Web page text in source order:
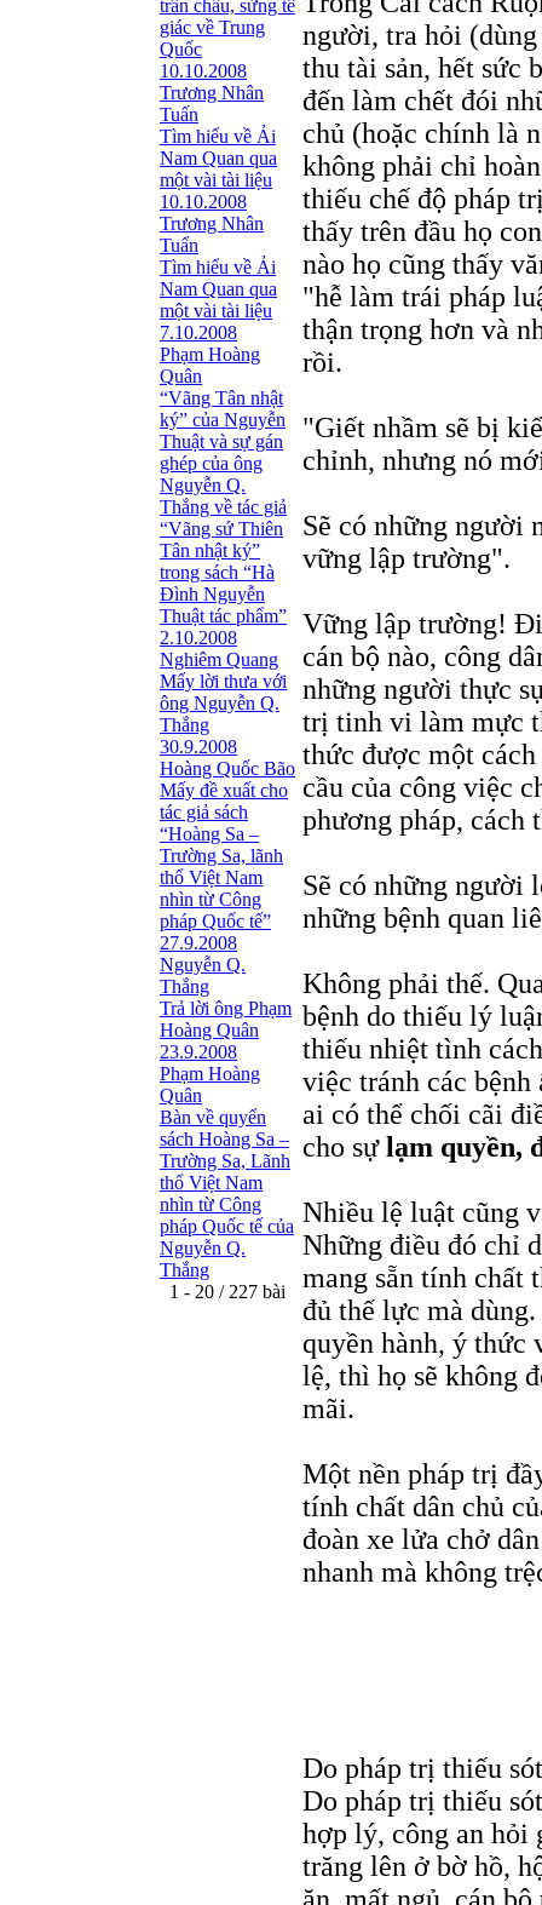
trân châu, sừng tê
giác về Trung
Quốc
10.10.2008
Trương Nhân
Tuấn
Tìm hiểu về Ải
Nam Quan qua
một vài tài liệu
10.10.2008
Trương Nhân
Tuấn
Tìm hiểu về Ải
Nam Quan qua
một vài tài liệu
7.10.2008
Phạm Hoàng
Quân
“Vãng Tân nhật
ký” của Nguyễn
Thuật và sự gán
ghép của ông
Nguyễn Q.
Thắng về tác giả
“Vãng sứ Thiên
Tân nhật ký”
trong sách “Hà
Đình Nguyễn
Thuật tác phẩm”
2.10.2008
Nghiêm Quang
Mấy lời thưa với
ông Nguyễn Q.
Thắng
30.9.2008
Hoàng Quốc Bão
Mấy đề xuất cho
tác giả sách
“Hoàng Sa –
Trường Sa, lãnh
thổ Việt Nam
nhìn từ Công
pháp Quốc tế”
27.9.2008
Nguyễn Q.
Thắng
Trả lời ông Phạm
Hoàng Quân
23.9.2008
Phạm Hoàng
Quân
Bàn về quyển
sách Hoàng Sa –
Trường Sa, Lãnh
thổ Việt Nam
nhìn từ Công
pháp Quốc tế của
Nguyễn Q.
Thắng
1 - 20 / 227 bài
người, tra hỏi
thu tài sản, hết sức
đến làm chết đói
chủ (hoặc chính là
không phải chỉ
thiếu chế độ pháp
thấy trên đầu họ
nào họ cũng thấy
"hễ làm trái pháp
thận trọng hơn và
rồi.
"Giết nhầm sẽ bị
chỉnh, nhưng nó
Sẽ có những người
vững lập trường".
Vững lập trường!
cán bộ nào, công
những người thực
trị tinh vi làm mực
thức được một
cầu của công việc
phương pháp, cách
Sẽ có những người
những bệnh quan
Không phải thế.
bệnh do thiếu lý
thiếu nhiệt tình
việc tránh các
ai có thể chối cãi
cho sựlạm quyền,
Nhiều lệ luật cũng
Những điều đó chỉ
mang sẵn tính chất
đủ thế lực mà
quyền hành, ý thức
lệ, thì họ sẽ không
mãi.
Một nền pháp trị
tính chất dân chủ
đoàn xe lửa chở
nhanh mà không
Do pháp trị thiếu
Do pháp trị thiếu
hợp lý, công an hỏi
trăng lên ở bờ hồ,